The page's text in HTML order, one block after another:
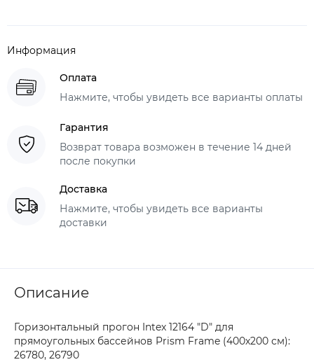
Информация
Оплата
Нажмите, чтобы увидеть все варианты оплаты
Гарантия
Возврат товара возможен в течение 14 дней
после покупки
Доставка
Нажмите, чтобы увидеть все варианты
доставки
Описание
Горизонтальный прогон Intex 12164 "D" для
прямоугольных бассейнов Prism Frame (400х200 см):
26780, 26790